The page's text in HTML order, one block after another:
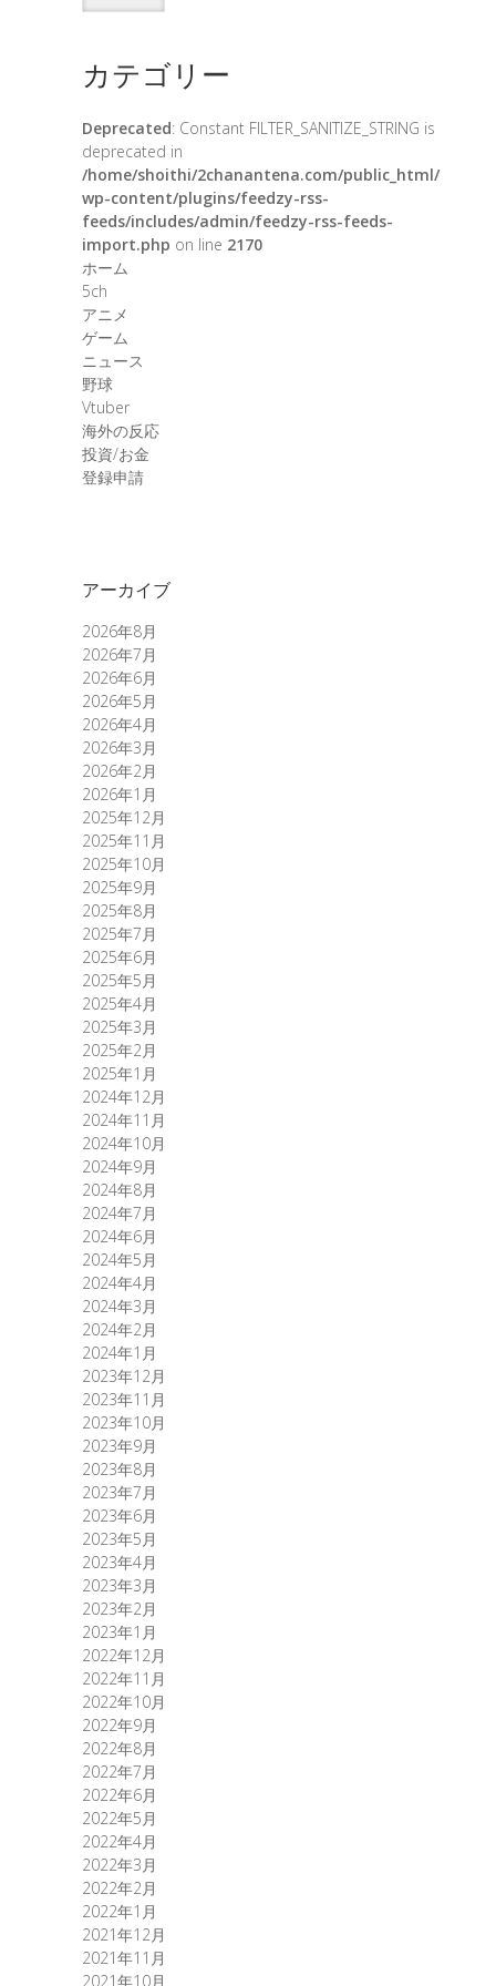
カテゴリー
Deprecated: Constant FILTER_SANITIZE_STRING is
deprecated in
/home/shoithi/2chanantena.com/public_html/
wp-content/plugins/feedzy-rss-
feeds/includes/admin/feedzy-rss-feeds-
import.php on line 2170
ホーム
5ch
アニメ
ゲーム
ニュース
野球
Vtuber
海外の反応
投資/お金
登録申請
アーカイブ
2026年8月
2026年7月
2026年6月
2026年5月
2026年4月
2026年3月
2026年2月
2026年1月
2025年12月
2025年11月
2025年10月
2025年9月
2025年8月
2025年7月
2025年6月
2025年5月
2025年4月
2025年3月
2025年2月
2025年1月
2024年12月
2024年11月
2024年10月
2024年9月
2024年8月
2024年7月
2024年6月
2024年5月
2024年4月
2024年3月
2024年2月
2024年1月
2023年12月
2023年11月
2023年10月
2023年9月
2023年8月
2023年7月
2023年6月
2023年5月
2023年4月
2023年3月
2023年2月
2023年1月
2022年12月
2022年11月
2022年10月
2022年9月
2022年8月
2022年7月
2022年6月
2022年5月
2022年4月
2022年3月
2022年2月
2022年1月
2021年12月
2021年11月
2021年10月